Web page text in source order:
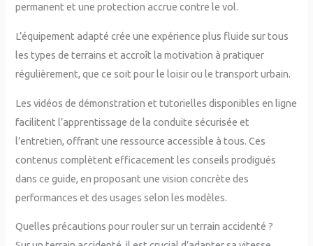
permanent et une protection accrue contre le vol.
L’équipement adapté crée une expérience plus fluide sur tous
les types de terrains et accroît la motivation à pratiquer
régulièrement, que ce soit pour le loisir ou le transport urbain.
Les vidéos de démonstration et tutorielles disponibles en ligne
facilitent l’apprentissage de la conduite sécurisée et
l’entretien, offrant une ressource accessible à tous. Ces
contenus complètent efficacement les conseils prodigués
dans ce guide, en proposant une vision concrète des
performances et des usages selon les modèles.
Quelles précautions pour rouler sur un terrain accidenté ?